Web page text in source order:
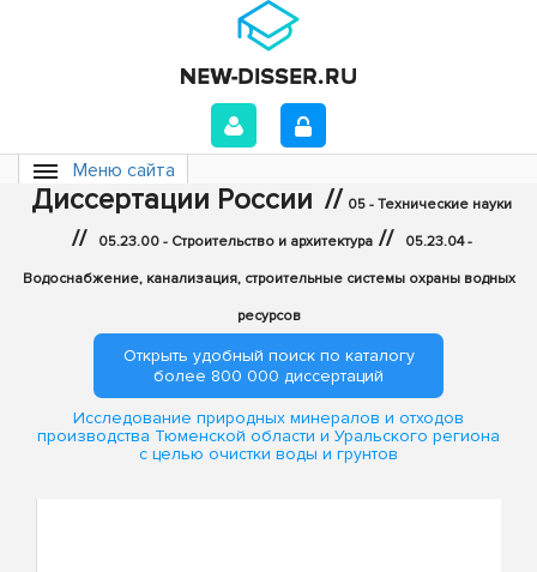
Меню сайта
Диссертации России // 05 - Технические науки
// 05.23.00 - Строительство и архитектура // 05.23.04 -
Водоснабжение, канализация, строительные системы охраны водных
ресурсов
Открыть удобный поиск по каталогу
более 800 000 диссертаций
Исследование природных минералов и отходов
производства Тюменской области и Уральского региона
с целью очистки воды и грунтов